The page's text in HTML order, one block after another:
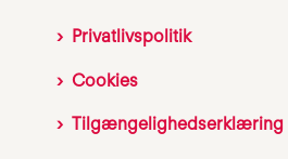
Privatlivspolitik
Cookies
Tilgængelighedserklæring